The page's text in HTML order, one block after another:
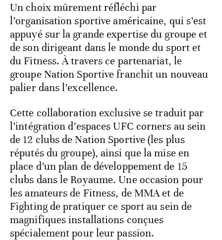
Un choix mûrement réfléchi par
l’organisation sportive américaine, qui s’est
appuyé sur la grande expertise du groupe et
de son dirigeant dans le monde du sport et
du Fitness. À travers ce partenariat, le
groupe Nation Sportive franchit un nouveau
palier dans l’excellence.
Cette collaboration exclusive se traduit par
l’intégration d’espaces UFC corners au sein
de 12 clubs de Nation Sportive (les plus
réputés du groupe), ainsi que la mise en
place d’un plan de développement de 15
clubs dans le Royaume. Une occasion pour
les amateurs de Fitness, de MMA et de
Fighting de pratiquer ce sport au sein de
magnifiques installations conçues
spécialement pour leur passion.